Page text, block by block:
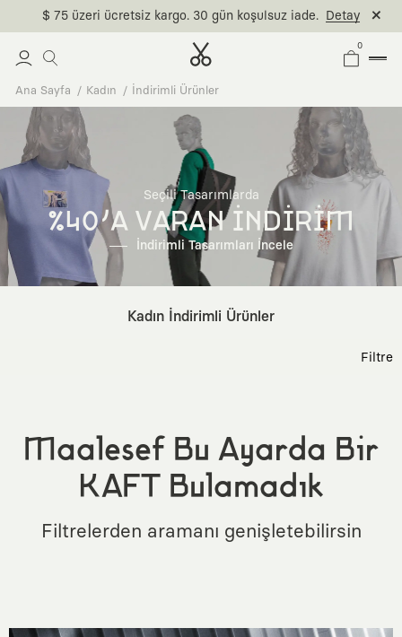
$ 75 üzeri ücretsiz kargo. 30 gün koşulsuz iade. Detay
0
Ana Sayfa Kadın İndirimli Ürünler
Seçili Tasarımlarda
%40'A VARAN İNDİRİM
İndirimli Tasarımları İncele
Kadın İndirimli Ürünler
Filtre
Maalesef Bu Ayarda Bir
KAFT Bulamadık
Filtrelerden aramanı genişletebilirsin